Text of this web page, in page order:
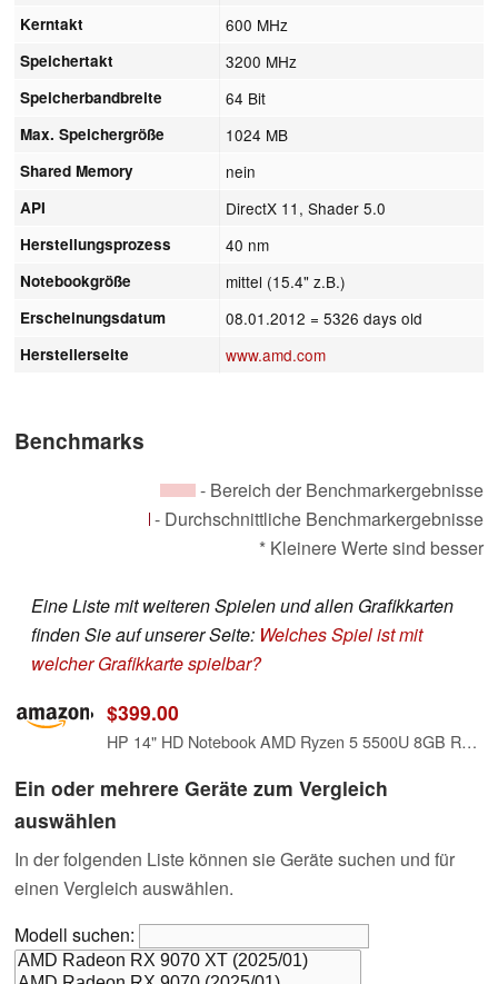
Kerntakt 600 MHz
Speichertakt 3200 MHz
Speicherbandbreite 64 Bit
Max. Speichergröße 1024 MB
Shared Memory nein
API DirectX 11, Shader 5.0
Herstellungsprozess 40 nm
Notebookgröße mittel (15.4" z.B.)
Erscheinungsdatum 08.01.2012 = 5326 days old
Herstellerseite www.amd.com
Benchmarks
- Bereich der Benchmarkergebnisse
- Durchschnittliche Benchmarkergebnisse
* Kleinere Werte sind besser
Eine Liste mit weiteren Spielen und allen Grafikkarten
finden Sie auf unserer Seite: Welches Spiel ist mit
welcher Grafikkarte spielbar?
$399.00
HP 14" HD Notebook AMD Ryzen 5 5500U 8GB RAM 256GB SSD AMD Radeon Graphics Natural Silver
Ein oder mehrere Geräte zum Vergleich
auswählen
In der folgenden Liste können sie Geräte suchen und für
einen Vergleich auswählen.
Modell suchen: